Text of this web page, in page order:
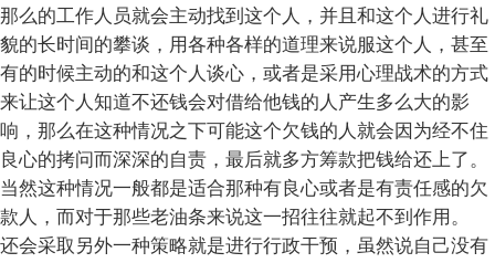
那么的工作人员就会主动找到这个人，并且和这个人进行礼
貌的长时间的攀谈，用各种各样的道理来说服这个人，甚至
有的时候主动的和这个人谈心，或者是采用心理战术的方式
来让这个人知道不还钱会对借给他钱的人产生多么大的影
响，那么在这种情况之下可能这个欠钱的人就会因为经不住
良心的拷问而深深的自责，最后就多方筹款把钱给还上了。
当然这种情况一般都是适合那种有良心或者是有责任感的欠
款人，而对于那些老油条来说这一招往往就起不到作用。
还会采取另外一种策略就是进行行政干预，虽然说自己没有